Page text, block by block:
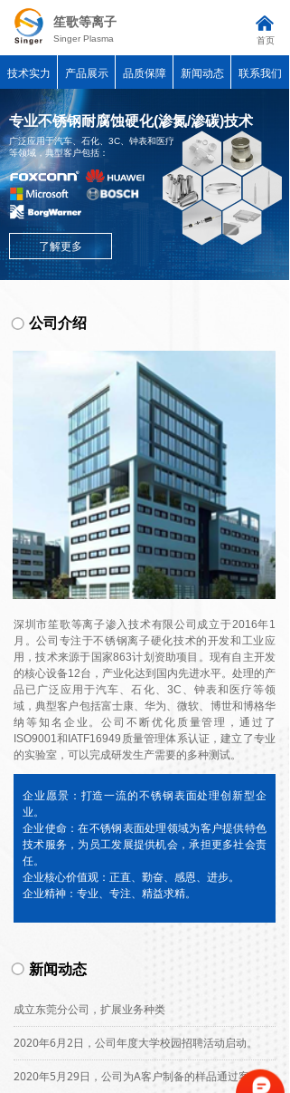
笙歌等离子
Singer Plasma
技术实力 产品展示 品质保障 新闻动态 联系我们
首页
낀
广泛应用于汽车、石化、3C、钟表和医疗
等领域，典型客户包括：
了解更多
专业不锈钢耐腐蚀硬化(渗氮/渗碳)技术
新闻动态
成立东莞分公司，扩展业务种类
2020年6月2日，公司年度大学校园招聘活动启动。
2020年5月29日，公司为A客户制备的样品通过客户端信赖性测试
深圳市笙歌等离子渗入技术有限公司成立于2016年1
月。公司专注于不锈钢离子硬化技术的开发和工业应
用，技术来源于国家863计划资助项目。现有自主开发
的核心设备12台，产业化达到国内先进水平。处理的产
品已广泛应用于汽车、石化、3C、钟表和医疗等领
域，典型客户包括富士康、华为、微软、博世和博格华
纳等知名企业。公司不断优化质量管理，通过了
ISO9001和IATF16949质量管理体系认证，建立了专业
的实验室，可以完成研发生产需要的多种测试。
企业愿景：打造一流的不锈钢表面处理创新型企
业。
企业使命：在不锈钢表面处理领域为客户提供特色
技术服务，为员工发展提供机会，承担更多社会责
任。
企业核心价值观：正直、勤奋、感恩、进步。
企业精神：专业、专注、精益求精。
公司介绍